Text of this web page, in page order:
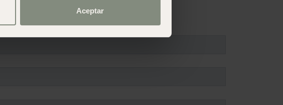
Aceptar